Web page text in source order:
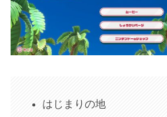
はじまりの地